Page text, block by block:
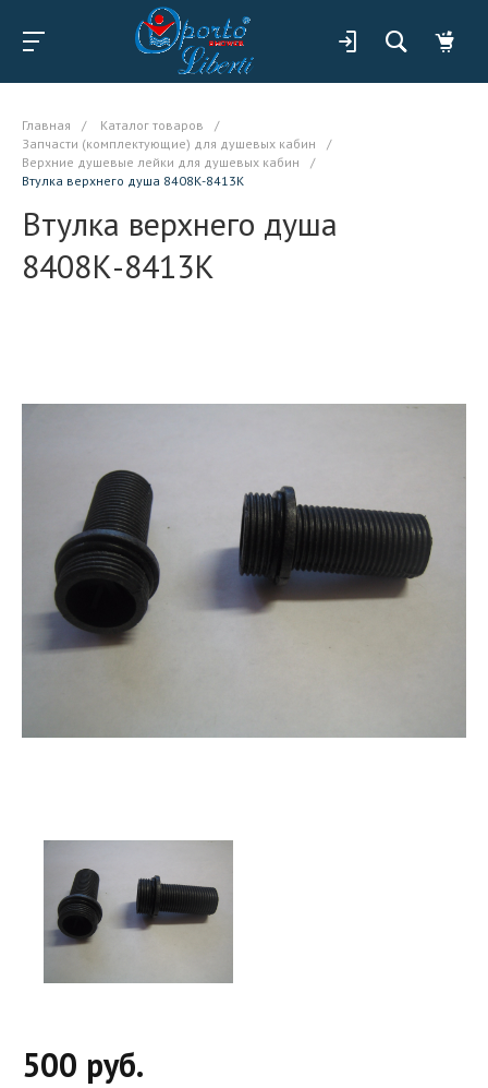
Главная / Каталог товаров
/
Запчасти (комплектующие) для душевых кабин
/
Верхние душевые лейки для душевых кабин
/
Втулка верхнего душа 8408К-8413К
Втулка верхнего душа
8408К-8413К
500 руб.